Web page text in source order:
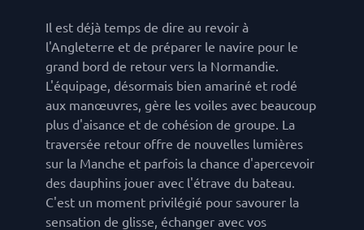
Il est déjà temps de dire au revoir à
l'Angleterre et de préparer le navire pour le
grand bord de retour vers la Normandie.
L'équipage, désormais bien amariné et rodé
aux manœuvres, gère les voiles avec beaucoup
plus d'aisance et de cohésion de groupe. La
traversée retour offre de nouvelles lumières
sur la Manche et parfois la chance d'apercevoir
des dauphins jouer avec l'étrave du bateau.
C'est un moment privilégié pour savourer la
sensation de glisse, échanger avec vos